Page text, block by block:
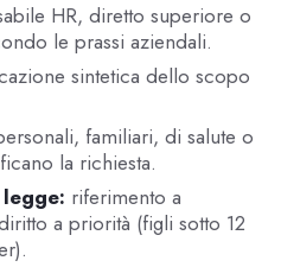
HR, diretto superiore o
le prassi aziendali.
sintetica dello scopo
familiari, di salute o
la richiesta.
riferimento a
a priorità (figli sotto 12